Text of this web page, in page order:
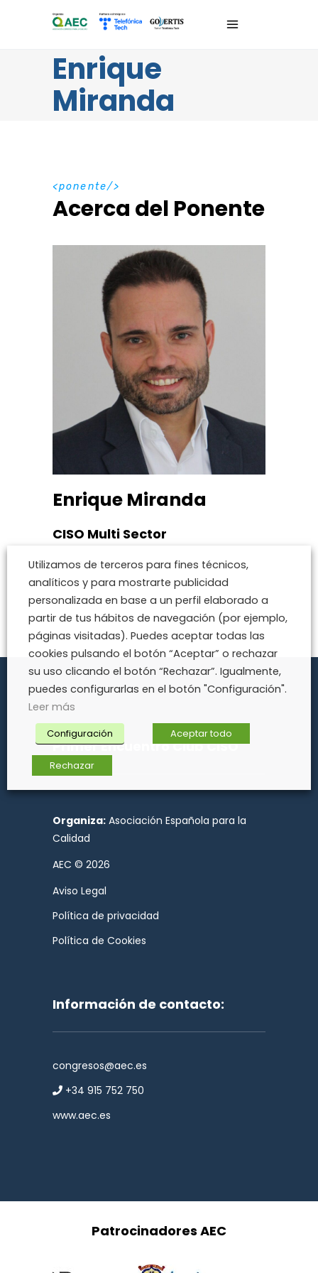
Enrique
Miranda
ponente
Acerca del Ponente
Enrique Miranda
CISO Multi Sector
CISO Multi Sector
Primer Encuentro Club CISO
Organiza: Asociación Española para la
Calidad
AEC © 2026
Aviso Legal
Política de privacidad
Política de Cookies
Información de contacto:
congresos@aec.es
+34 915 752 750
www.aec.es
Patrocinadores AEC
Utilizamos de terceros para fines técnicos,
analíticos y para mostrarte publicidad
personalizada en base a un perfil elaborado a
partir de tus hábitos de navegación (por ejemplo,
páginas visitadas). Puedes aceptar todas las
cookies pulsando el botón “Aceptar” o rechazar
su uso clicando el botón “Rechazar”. Igualmente,
puedes configurarlas en el botón "Configuración".
Leer más
Configuración Aceptar todo
Rechazar